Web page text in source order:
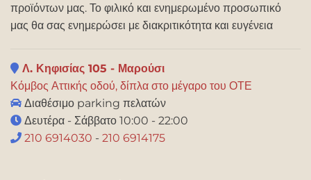
προϊόντων μας. Το φιλικό και ενημερωμένο προσωπικό
μας θα σας ενημερώσει με διακριτικότητα και ευγένεια
Λ. Κηφισίας 105 - Μαρούσι
Κόμβος Αττικής οδού, δίπλα στο μέγαρο του ΟΤΕ
Διαθέσιμο parking πελατών
Δευτέρα - Σάββατο 10:00 - 22:00
210 6914030 - 210 6914175